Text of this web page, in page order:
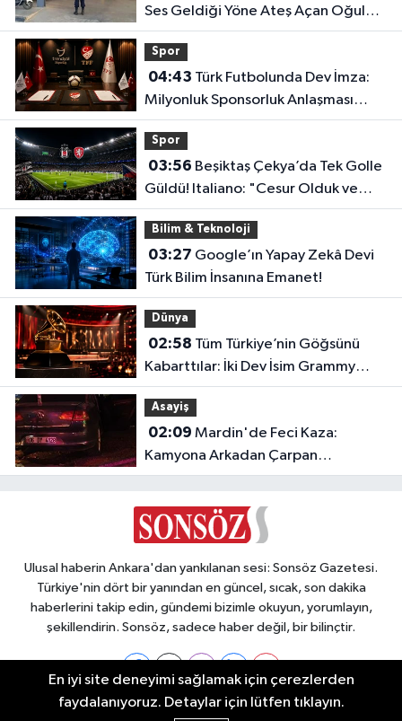
Ses Geldiği Yöne Ateş Açan Oğul
Babasını Öldürdü!
Spor
04:43
Milyonluk Sponsorluk Anlaşması
Uzatıldı!
Spor
03:56
Güldü! Italiano: "Cesur Olduk ve
Karşılığını Aldık"
Bilim & Teknoloji
03:27
Türk Bilim İnsanına Emanet!
Dünya
02:58
Kabarttılar: İki Dev İsim Grammy
Jürisine Seçildi!
Asayiş
02:09
Kamyona Arkadan Çarpan
Otomobilde 1 Ölü, 2 Ağır Yaralı
Ulusal haberin Ankara'dan yankılanan sesi: Sonsöz Gazetesi.
Türkiye'nin dört bir yanından en güncel, sıcak, son dakika
haberlerini takip edin, gündemi bizimle okuyun, yorumlayın,
şekillendirin. Sonsöz, sadece haber değil, bir bilinçtir.
En iyi site deneyimi sağlamak için çerezlerden
faydalanıyoruz. Detaylar için lütfen tıklayın.